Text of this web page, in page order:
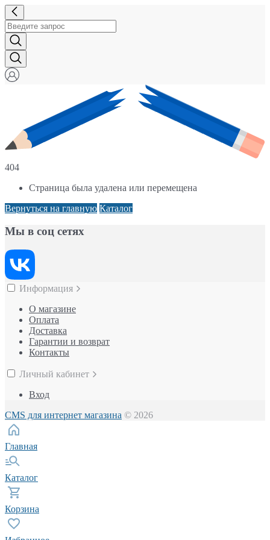
404
Страница была удалена или перемещена
Вернуться на главную Каталог
Мы в соц сетях
Информация
О магазине
Оплата
Доставка
Гарантии и возврат
Контакты
Личный кабинет
Вход
CMS для интернет магазина © 2026
Главная
Каталог
Корзина